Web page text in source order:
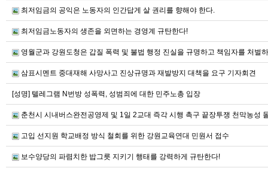
최저임금의 공익은 노동자의 인간답게 살 권리를 향해야 한다.
최저임금노동자의 생존을 외면하는 경영계 규탄한다!
영월군과 강원도청은 갑질 폭력 및 불법 행정 진실을 규명하고 책임자를 처벌
삼표시멘트 중대재해 사망사고 진상규명과 재발방지 대책을 요구 기자회견
[성명] 텔레그램 N번방 성폭력, 성범죄에 대한 민주노총 입장
춘천시 시내버스완전공영제 및 1일 2교대 즉각 시행 촉구 끝장투쟁 천막농성
고입 선지원 학교배정 방식 철회를 위한 강원교육연대 민원서 접수
보수양당의 파렴치한 밥그릇 지키기 행태를 강력하게 규탄한다!